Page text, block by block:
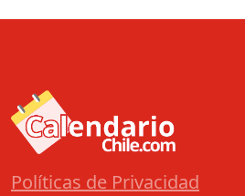
Políticas de Privacidad